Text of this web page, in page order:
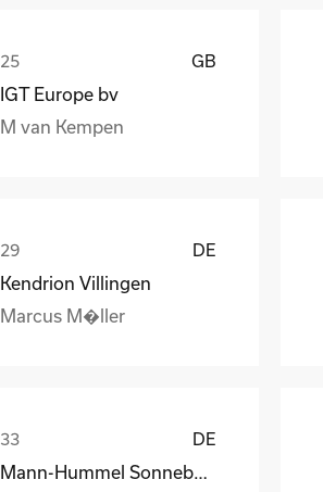
GB
IGT Europe bv
M van Kempen
DE
Kendrion Villingen
Marcus M�ller
DE
Mann-Hummel Sonneberg